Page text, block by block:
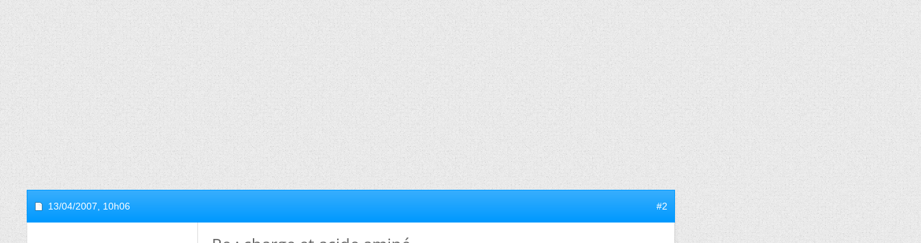
13/04/2007, 10h06 #2